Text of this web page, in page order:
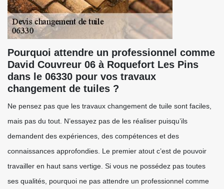
Pourquoi attendre un professionnel comme
David Couvreur 06 à Roquefort Les Pins
dans le 06330 pour vos travaux
changement de tuiles ?
Ne pensez pas que les travaux changement de tuile sont faciles,
mais pas du tout. N’essayez pas de les réaliser puisqu’ils
demandent des expériences, des compétences et des
connaissances approfondies. Le premier atout c’est de pouvoir
travailler en haut sans vertige. Si vous ne possédez pas toutes
ses qualités, pourquoi ne pas attendre un professionnel comme